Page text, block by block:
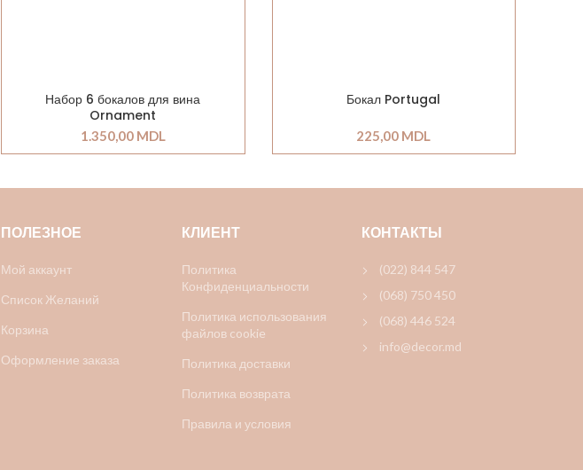
Набор 6 бокалов для вина
Ornament
1.350,00 MDL
Бокал Portugal
225,00 MDL
ПОЛЕЗНОЕ
Мой аккаунт
Список Желаний
Корзина
Оформление заказа
КЛИЕНТ
Политика
Конфиденциальности
Политика использования
файлов cookie
Политика доставки
Политика возврата
Правила и условия
КОНТАКТЫ
(022) 844 547
(068) 750 450
(068) 446 524
info@decor.md